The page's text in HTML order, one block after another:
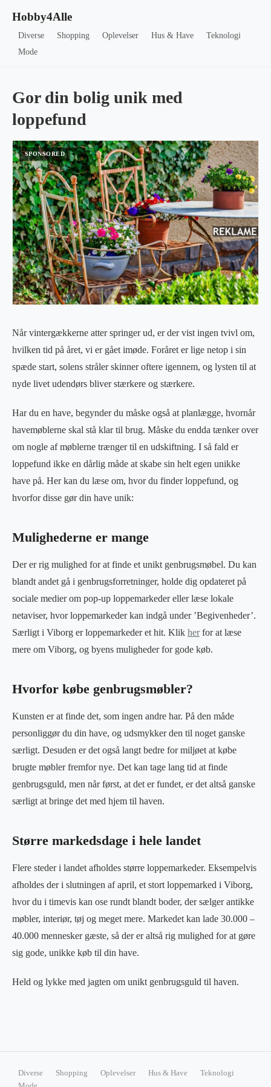
Hobby4Alle
Diverse Shopping Oplevelser Hus & Have
Teknologi
Mode
Gor din bolig unik med
loppefund
Når vintergækkerne atter springer ud, er der vist ingen tvivl om,
hvilken tid på året, vi er gået imøde. Foråret er lige netop i sin
spæde start, solens stråler skinner oftere igennem, og lysten til at
nyde livet udendørs bliver stærkere og stærkere.
Har du en have, begynder du måske også at planlægge, hvornår
havemøblerne skal stå klar til brug. Måske du endda tænker over
om nogle af møblerne trænger til en udskiftning. I så fald er
loppefund ikke en dårlig måde at skabe sin helt egen unikke
have på. Her kan du læse om, hvor du finder loppefund, og
hvorfor disse gør din have unik:
Mulighederne er mange
Der er rig mulighed for at finde et unikt genbrugsmøbel. Du kan
blandt andet gå i genbrugsforretninger, holde dig opdateret på
sociale medier om pop-up loppemarkeder eller læse lokale
netaviser, hvor loppemarkeder kan indgå under ’Begivenheder’.
Særligt i Viborg er loppemarkeder et hit. Klik herfor at læse
mere om Viborg, og byens muligheder for gode køb.
Hvorfor købe genbrugsmøbler?
Kunsten er at finde det, som ingen andre har. På den måde
personliggør du din have, og udsmykker den til noget ganske
særligt. Desuden er det også langt bedre for miljøet at købe
brugte møbler fremfor nye. Det kan tage lang tid at finde
genbrugsguld, men når først, at det er fundet, er det altså ganske
særligt at bringe det med hjem til haven.
Større markedsdage i hele landet
Flere steder i landet afholdes større loppemarkeder. Eksempelvis
afholdes der i slutningen af april, et stort loppemarked i Viborg,
hvor du i timevis kan ose rundt blandt boder, der sælger antikke
møbler, interiør, tøj og meget mere. Markedet kan lade 30.000 –
40.000 mennesker gæste, så der er altså rig mulighed for at gøre
sig gode, unikke køb til din have.
Held og lykke med jagten om unikt genbrugsguld til haven.
Diverse Shopping Oplevelser Hus & Have
Teknologi